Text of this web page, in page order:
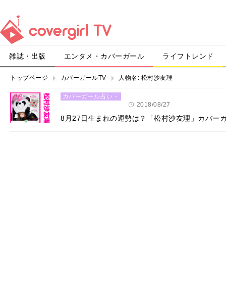
雑誌・出版 エンタメ・カバーガール ライフトレンド
トップページ カバーガールTV 人物名: 松村沙友理
カバーガール占い・
2018/08/27
8月27日生まれの運勢は？「松村沙友理」カバー